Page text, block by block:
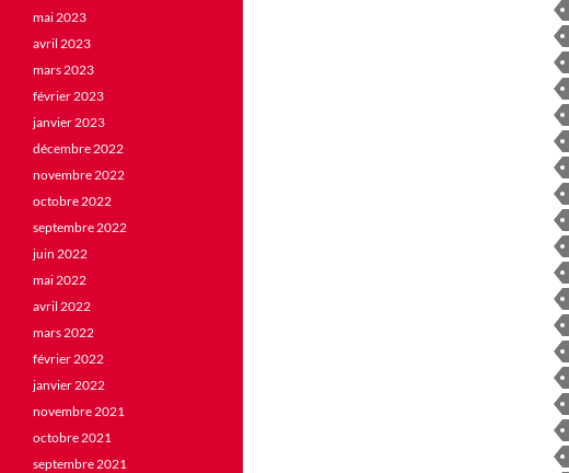
mai 2023
avril 2023
mars 2023
février 2023
janvier 2023
décembre 2022
novembre 2022
octobre 2022
septembre 2022
juin 2022
mai 2022
avril 2022
mars 2022
février 2022
janvier 2022
novembre 2021
octobre 2021
septembre 2021